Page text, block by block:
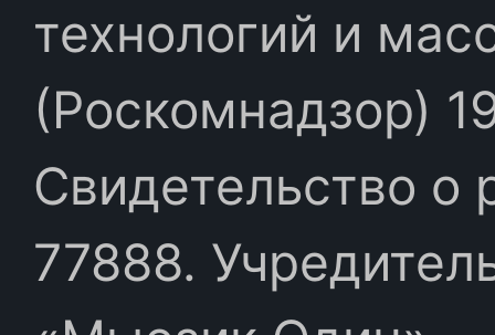
технологий и
(Роскомнадзор)
Свидетельство
77888.